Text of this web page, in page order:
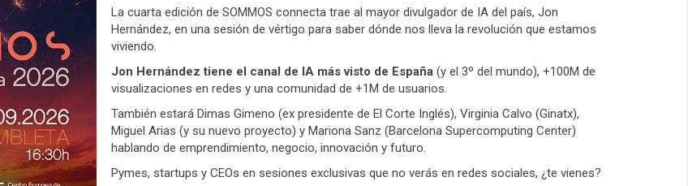
La cuarta edición de SOMMOS connecta trae al mayor divulgador de IA del país, Jon
Hernández, en una sesión de vértigo para saber dónde nos lleva la revolución que estamos
viviendo.
Jon Hernández tiene el canal de IA más visto de España (y el 3º del mundo), +100M de
visualizaciones en redes y una comunidad de +1M de usuarios.
También estará Dimas Gimeno (ex presidente de El Corte Inglés), Virginia Calvo (Ginatx),
Miguel Arias (y su nuevo proyecto) y Mariona Sanz (Barcelona Supercomputing Center)
hablando de emprendimiento, negocio, innovación y futuro.
Pymes, startups y CEOs en sesiones exclusivas que no verás en redes sociales, ¿te vienes?